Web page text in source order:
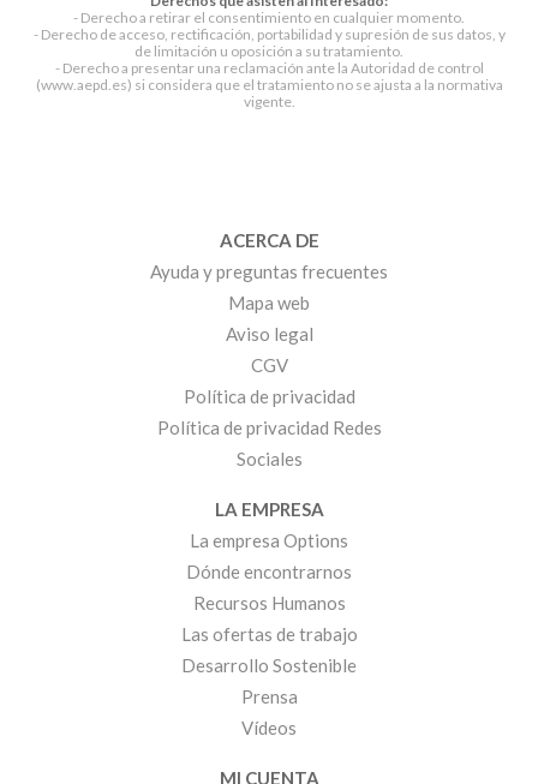
- Derecho a retirar el consentimiento en cualquier momento.
- Derecho de acceso, rectificación, portabilidad y supresión de sus datos, y
de limitación u oposición a su tratamiento.
- Derecho a presentar una reclamación ante la Autoridad de control
(www.aepd.es) si considera que el tratamiento no se ajusta a la normativa
vigente.
ACERCA DE
Ayuda y preguntas frecuentes
Mapa web
Aviso legal
CGV
Política de privacidad
Política de privacidad Redes
Sociales
LA EMPRESA
La empresa Options
Dónde encontrarnos
Recursos Humanos
Las ofertas de trabajo
Desarrollo Sostenible
Prensa
Vídeos
MI CUENTA